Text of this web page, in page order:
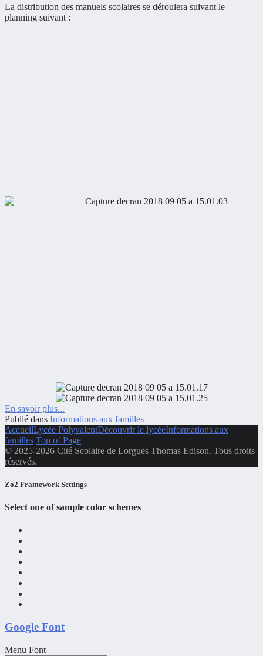
La distribution des manuels scolaires se déroulera suivant le
planning suivant :
En savoir plus...
Publié dans Informations aux familles
AccueilLycée PolyvalentDécouvrir le lycéeInformations aux
familles Top of Page
© 2025-2026 Cité Scolaire de Lorgues Thomas Edison. Tous droits
réservés.
Zo2 Framework Settings
Select one of sample color schemes
Google Font
Menu Font